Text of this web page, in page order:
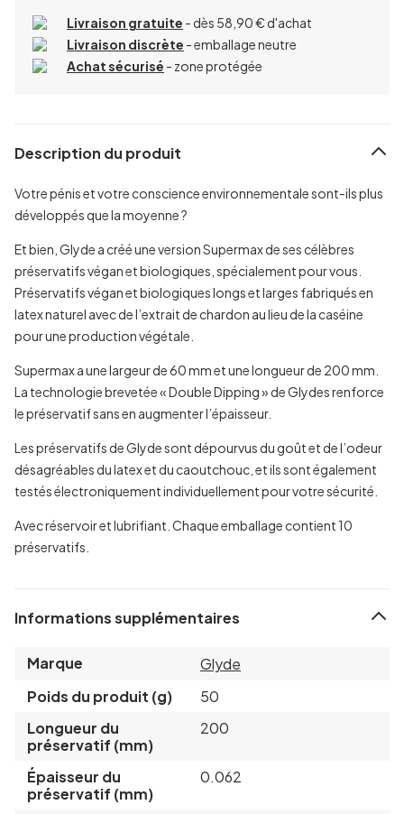
Livraison gratuite - dès 58,90 € d'achat
Livraison discrète - emballage neutre
Achat sécurisé - zone protégée
Description du produit
Votre pénis et votre conscience environnementale sont-ils plus
développés que la moyenne ?
Et bien, Glyde a créé une version Supermax de ses célèbres
préservatifs végan et biologiques, spécialement pour vous.
Préservatifs végan et biologiques longs et larges fabriqués en
latex naturel avec de l’extrait de chardon au lieu de la caséine
pour une production végétale.
Supermax a une largeur de 60 mm et une longueur de 200 mm.
La technologie brevetée « Double Dipping » de Glydes renforce
le préservatif sans en augmenter l’épaisseur.
Les préservatifs de Glyde sont dépourvus du goût et de l’odeur
désagréables du latex et du caoutchouc, et ils sont également
testés électroniquement individuellement pour votre sécurité.
Avec réservoir et lubrifiant. Chaque emballage contient 10
préservatifs.
Informations supplémentaires
Marque
Glyde
Poids du produit (g)
50
Longueur du
préservatif (mm)
200
Épaisseur du
préservatif (mm)
0.062